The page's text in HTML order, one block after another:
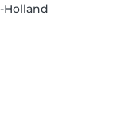
Holland